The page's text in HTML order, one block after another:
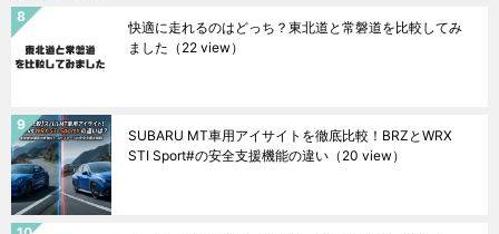
快適に走れるのはどっち？東北道と常磐道を比較してみ
ました （22 view）
SUBARU MT車用アイサイトを徹底比較！BRZとWRX
STI Sport#の安全支援機能の違い （20 view）